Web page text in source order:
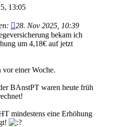
13:05
28. Nov 2025, 10:39
bekam ich
um 4,18€ auf jetzt
vor einer Woche.
BAnstPT waren heute früh
mindestens eine Erhöhung